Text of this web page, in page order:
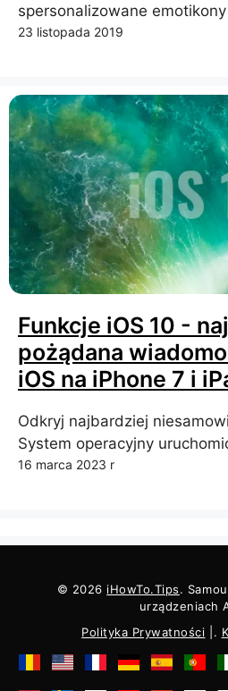
spersonalizowane
23 listopada 2019
Funkcje iOS 10 -
pożądana
iOS na iPhone 7 i
Odkryj najbardziej
System operacyjny
16 marca 2023 r
© 2026 iHowTo.Tips.
urządzeniach
Polityka Prywatności |.